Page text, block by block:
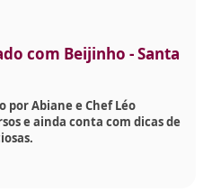
com Beijinho - Santa
por Abiane e Chef Léo
e ainda conta com dicas de